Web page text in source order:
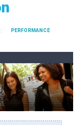
PERFORMANCE